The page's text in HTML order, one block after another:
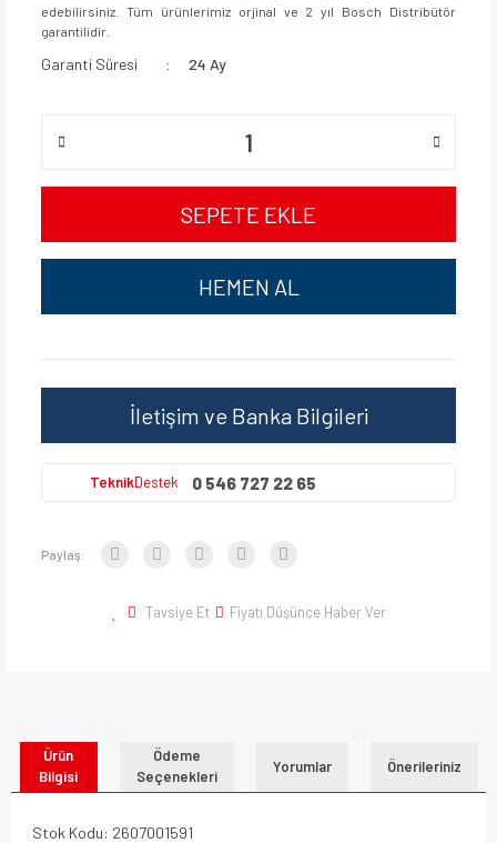
edebilirsiniz. Tüm ürünlerimiz orjinal ve 2 yıl Bosch Distribütör
garantilidir.
Garanti Süresi 24 Ay
SEPETE EKLE
HEMEN AL
İletişim ve Banka Bilgileri
TeknikDestek 0 546 727 22 65
Paylaş:
Tavsiye Et Fiyatı Düşünce Haber Ver
Ürün
Bilgisi
Ödeme
Seçenekleri
Yorumlar Önerileriniz
Stok Kodu: 2607001591